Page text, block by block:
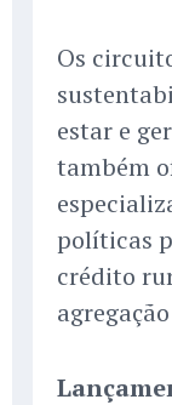
Os
estar e
também
políticas
crédito